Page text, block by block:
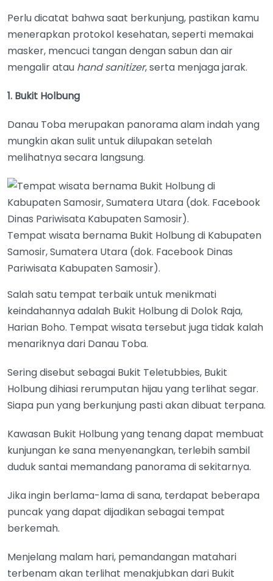
Perlu dicatat bahwa saat berkunjung, pastikan kamu
menerapkan protokol kesehatan, seperti memakai
masker, mencuci tangan dengan sabun dan air
mengalir atau hand sanitizer, serta menjaga jarak.
1. Bukit Holbung
Danau Toba merupakan panorama alam indah yang
mungkin akan sulit untuk dilupakan setelah
melihatnya secara langsung.
Tempat wisata bernama Bukit Holbung di Kabupaten
Samosir, Sumatera Utara (dok. Facebook Dinas
Pariwisata Kabupaten Samosir).
Salah satu tempat terbaik untuk menikmati
keindahannya adalah Bukit Holbung di Dolok Raja,
Harian Boho. Tempat wisata tersebut juga tidak kalah
menariknya dari Danau Toba.
Sering disebut sebagai Bukit Teletubbies, Bukit
Holbung dihiasi rerumputan hijau yang terlihat segar.
Siapa pun yang berkunjung pasti akan dibuat terpana.
Kawasan Bukit Holbung yang tenang dapat membuat
kunjungan ke sana menyenangkan, terlebih sambil
duduk santai memandang panorama di sekitarnya.
Jika ingin berlama-lama di sana, terdapat beberapa
puncak yang dapat dijadikan sebagai tempat
berkemah.
Menjelang malam hari, pemandangan matahari
terbenam akan terlihat menakjubkan dari Bukit